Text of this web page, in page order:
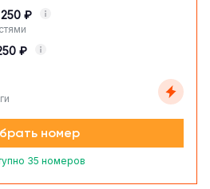
₽
₽
номер
35 номеров